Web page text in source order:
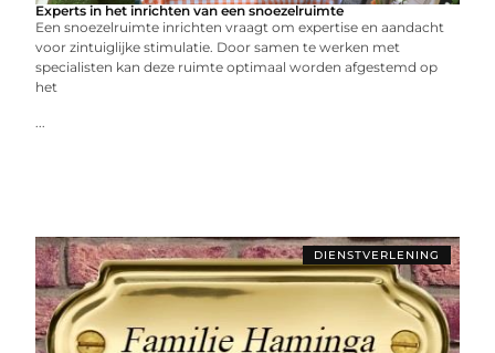
Experts in het inrichten van een snoezelruimte
Een snoezelruimte inrichten vraagt om expertise en aandacht
voor zintuiglijke stimulatie. Door samen te werken met
specialisten kan deze ruimte optimaal worden afgestemd op
het
...
DIENSTVERLENING